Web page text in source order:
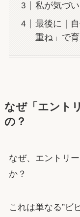
私が気づ
最後に｜
重ね」で
なぜ「エント
の？
なぜ、エントリ
か？
これは単なる”ビ